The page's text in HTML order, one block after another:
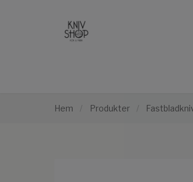
Hem / Produkter /